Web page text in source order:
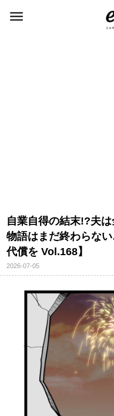
自業自得の結末!?夫
物語はまだ終わらな
代償を Vol.168】
2026-07-05